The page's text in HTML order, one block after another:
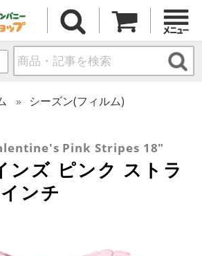
シーズン(フィルム)
Pink Stripes 18"
ンズ ピンク ストラ
ンチ